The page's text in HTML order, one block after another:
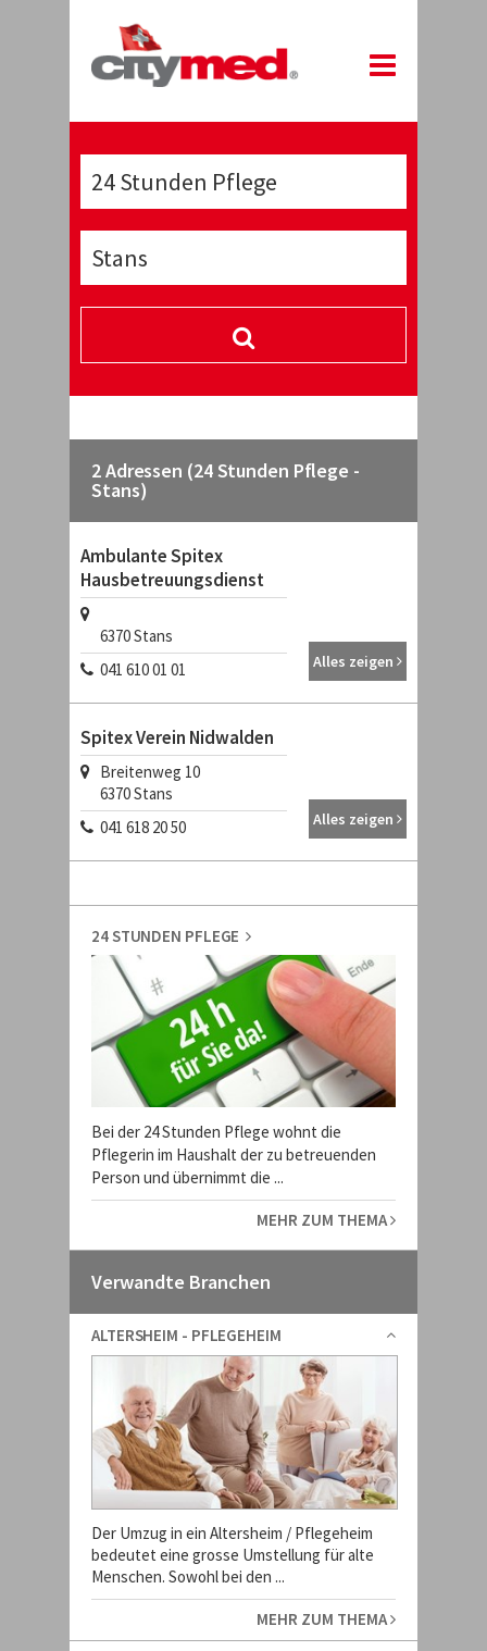
2 Adressen (24 Stunden Pflege -
Stans)
Ambulante Spitex
Hausbetreuungsdienst
6370Stans
041 610 01 01
Alles zeigen
Spitex Verein Nidwalden
Breitenweg 10
6370Stans
041 618 20 50
Alles zeigen
24 STUNDEN PFLEGE
Bei der 24 Stunden Pflege wohnt die
Pflegerin im Haushalt der zu betreuenden
Person und übernimmt die ...
MEHR ZUM THEMA
Verwandte Branchen
ALTERSHEIM - PFLEGEHEIM
Der Umzug in ein Altersheim / Pflegeheim
bedeutet eine grosse Umstellung für alte
Menschen. Sowohl bei den ...
MEHR ZUM THEMA